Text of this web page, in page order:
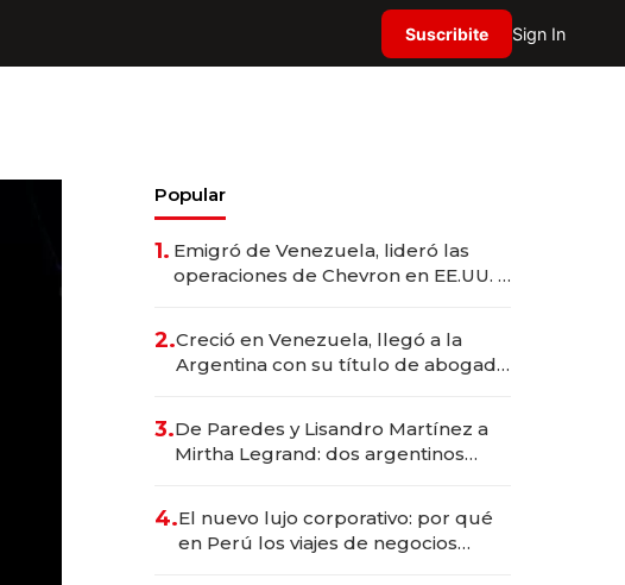
Suscribite Sign In
Popular
1. Emigró de Venezuela, lideró las
operaciones de Chevron en EE.UU. y
2.Creció en Venezuela, llegó a la
Argentina con su título de abogado
marcas "fast premium"
3.De Paredes y Lisandro Martínez a
Mirtha Legrand: dos argentinos
4.El nuevo lujo corporativo: por qué
en Perú los viajes de negocios